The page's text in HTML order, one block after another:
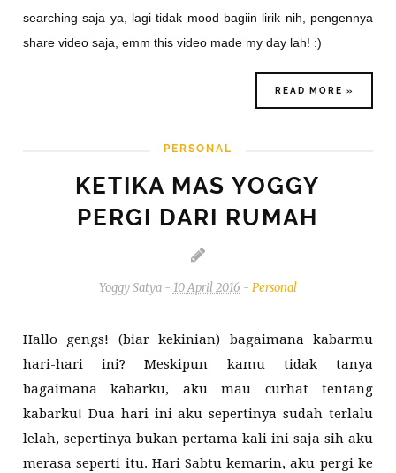
searching saja ya, lagi tidak mood bagiin lirik nih, pengennya
share video saja, emm this video made my day lah! :)
READ MORE »
PERSONAL
KETIKA MAS YOGGY
PERGI DARI RUMAH
Yoggy Satya - 10 April 2016 - Personal
Hallo gengs! (biar kekinian) bagaimana kabarmu
hari-hari ini? Meskipun kamu tidak tanya
bagaimana kabarku, aku mau curhat tentang
kabarku! Dua hari ini aku sepertinya sudah terlalu
lelah, sepertinya bukan pertama kali ini saja sih aku
merasa seperti itu. Hari Sabtu kemarin, aku pergi ke